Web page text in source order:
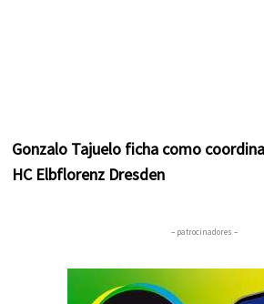
Gonzalo Tajuelo ficha como
HC Elbflorenz Dresden
– patrocinadores –